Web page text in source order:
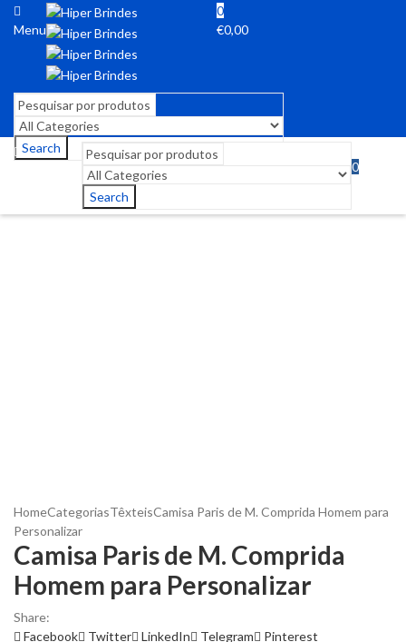
Menu
0
€0,00
Search
Search
0
HomeCategoriasTêxteisCamisa Paris de M. Comprida Homem para
Personalizar
Camisa Paris de M. Comprida
Homem para Personalizar
Share:
Facebook
Twitter LinkedIn Telegram
Pinterest